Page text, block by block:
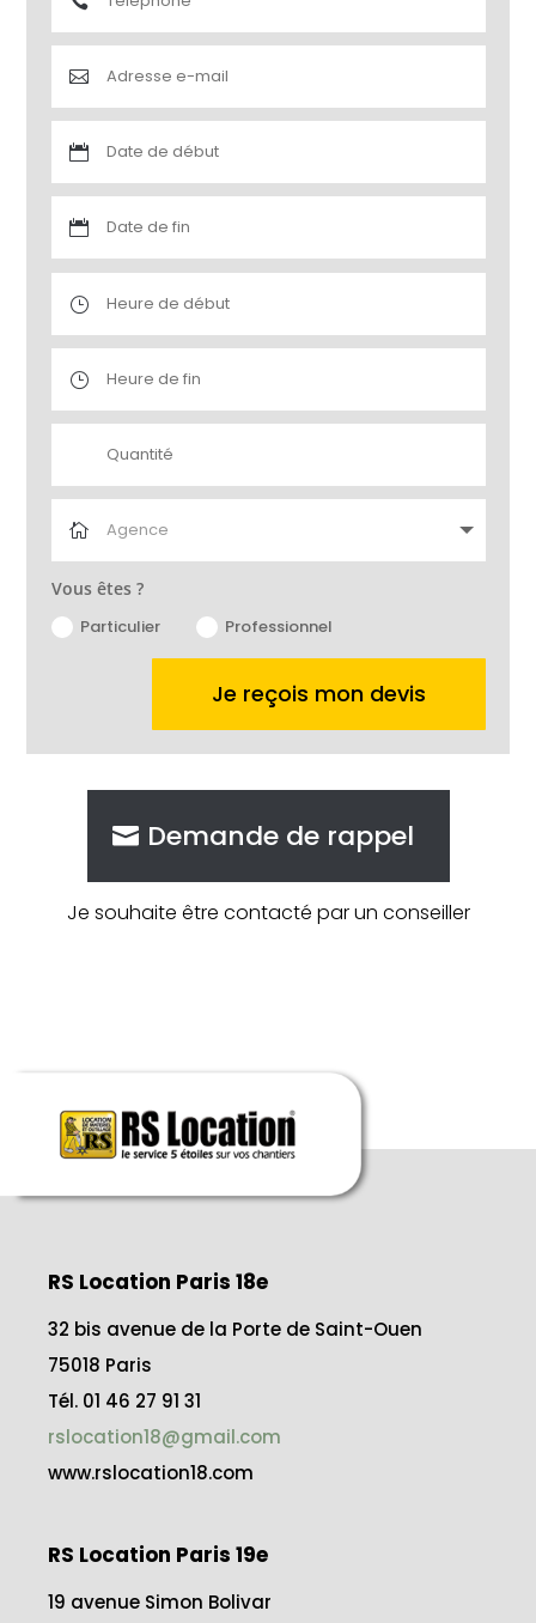
Vous êtes ?
Particulier
Professionnel
Je reçois mon devis
Demande de rappel
Je souhaite être contacté par un conseiller
RS Location Paris 18e
32 bis avenue de la Porte de Saint-Ouen
75018 Paris
Tél. 01 46 27 91 31
rslocation18@gmail.com
www.rslocation18.com
RS Location Paris 19e
19 avenue Simon Bolivar